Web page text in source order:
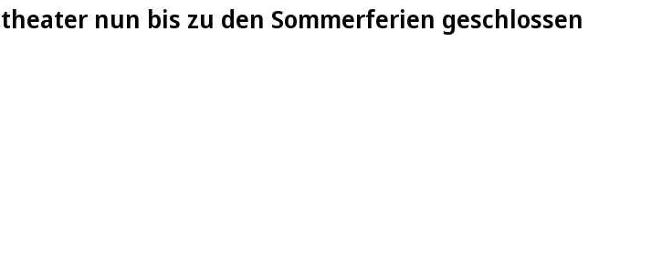
nun bis zu den Sommerferien geschlossen